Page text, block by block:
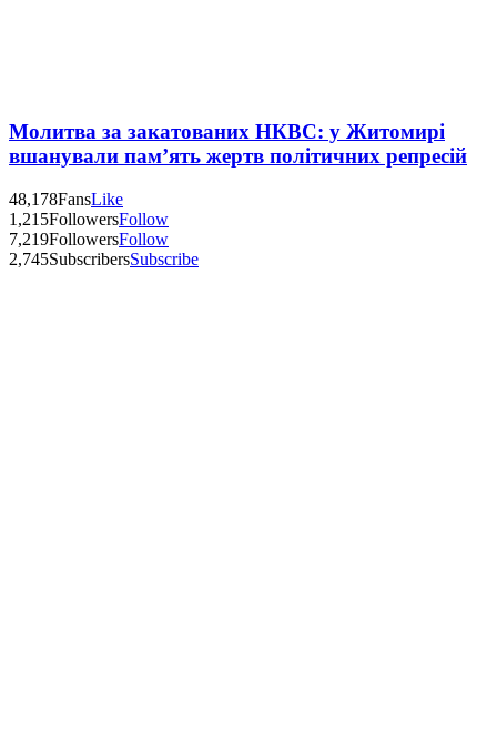
Молитва за закатованих НКВС: у Житомирі
вшанували пам’ять жертв політичних репресій
48,178FansLike
1,215FollowersFollow
7,219FollowersFollow
2,745SubscribersSubscribe